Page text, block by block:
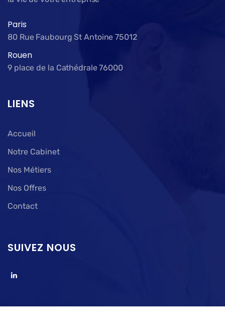
Paris
80 Rue Faubourg St Antoine 75012
Rouen
9 place de la Cathédrale 76000
LIENS
Accueil
Notre Cabinet
Nos Métiers
Nos Offres
Contact
SUIVEZ NOUS